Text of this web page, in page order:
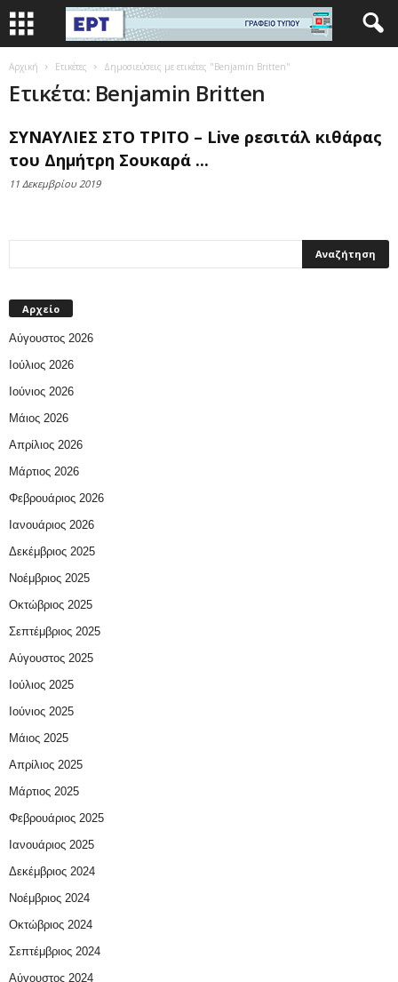
Αρχική Ετικέτες Δημοσιεύσεις με ετικέτες "Benjamin Britten"
Ετικέτα: Benjamin Britten
ΣΥΝΑΥΛΙΕΣ ΣΤΟ ΤΡΙΤΟ – Live ρεσιτάλ κιθάρας
του Δημήτρη Σουκαρά ...
11 Δεκεμβρίου 2019
Αρχείο
Αύγουστος 2026
Ιούλιος 2026
Ιούνιος 2026
Μάιος 2026
Απρίλιος 2026
Μάρτιος 2026
Φεβρουάριος 2026
Ιανουάριος 2026
Δεκέμβριος 2025
Νοέμβριος 2025
Οκτώβριος 2025
Σεπτέμβριος 2025
Αύγουστος 2025
Ιούλιος 2025
Ιούνιος 2025
Μάιος 2025
Απρίλιος 2025
Μάρτιος 2025
Φεβρουάριος 2025
Ιανουάριος 2025
Δεκέμβριος 2024
Νοέμβριος 2024
Οκτώβριος 2024
Σεπτέμβριος 2024
Αύγουστος 2024